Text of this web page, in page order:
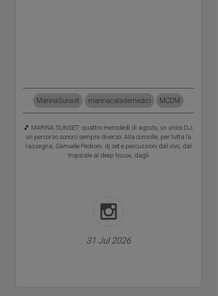
MarinaSunset marinacalademedici MCDM
🎵 MARINA SUNSET: quattro mercoledì di agosto, un unico DJ,
un percorso sonoro sempre diverso. Alla consolle, per tutta la
rassegna, Samuele Pedroni: dj set e percussioni dal vivo, dal
tropicale al deep house, dagli
31 Jul 2026